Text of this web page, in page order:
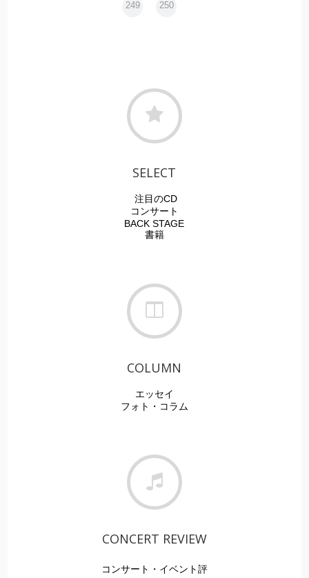
249 250
SELECT
注目のCD
コンサート
BACK STAGE
書籍
COLUMN
エッセイ
フォト・ コラム
CONCERT REVIEW
コンサート・イベント評